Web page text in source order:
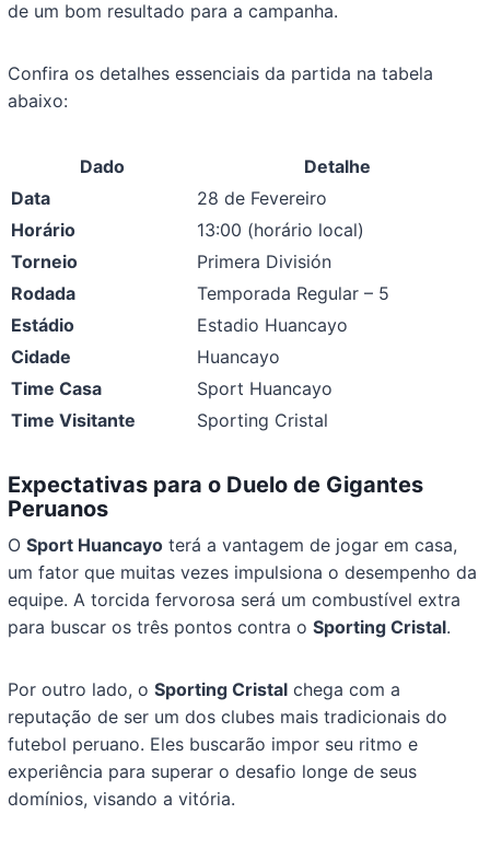
de um bom resultado para a campanha.
Confira os detalhes essenciais da partida na tabela
abaixo:
Dado
Detalhe
Data
28 de Fevereiro
Horário
13:00 (horário local)
Torneio
Primera División
Rodada
Temporada Regular – 5
Estádio
Estadio Huancayo
Cidade
Huancayo
Time Casa
Sport Huancayo
Time Visitante
Sporting Cristal
Expectativas para o Duelo de Gigantes
Peruanos
OSport Huancayo terá a vantagem de jogar em casa,
um fator que muitas vezes impulsiona o desempenho da
equipe. A torcida fervorosa será um combustível extra
para buscar os três pontos contra oSporting Cristal.
Por outro lado, oSporting Cristal chega com a
reputação de ser um dos clubes mais tradicionais do
futebol peruano. Eles buscarão impor seu ritmo e
experiência para superar o desafio longe de seus
domínios, visando a vitória.